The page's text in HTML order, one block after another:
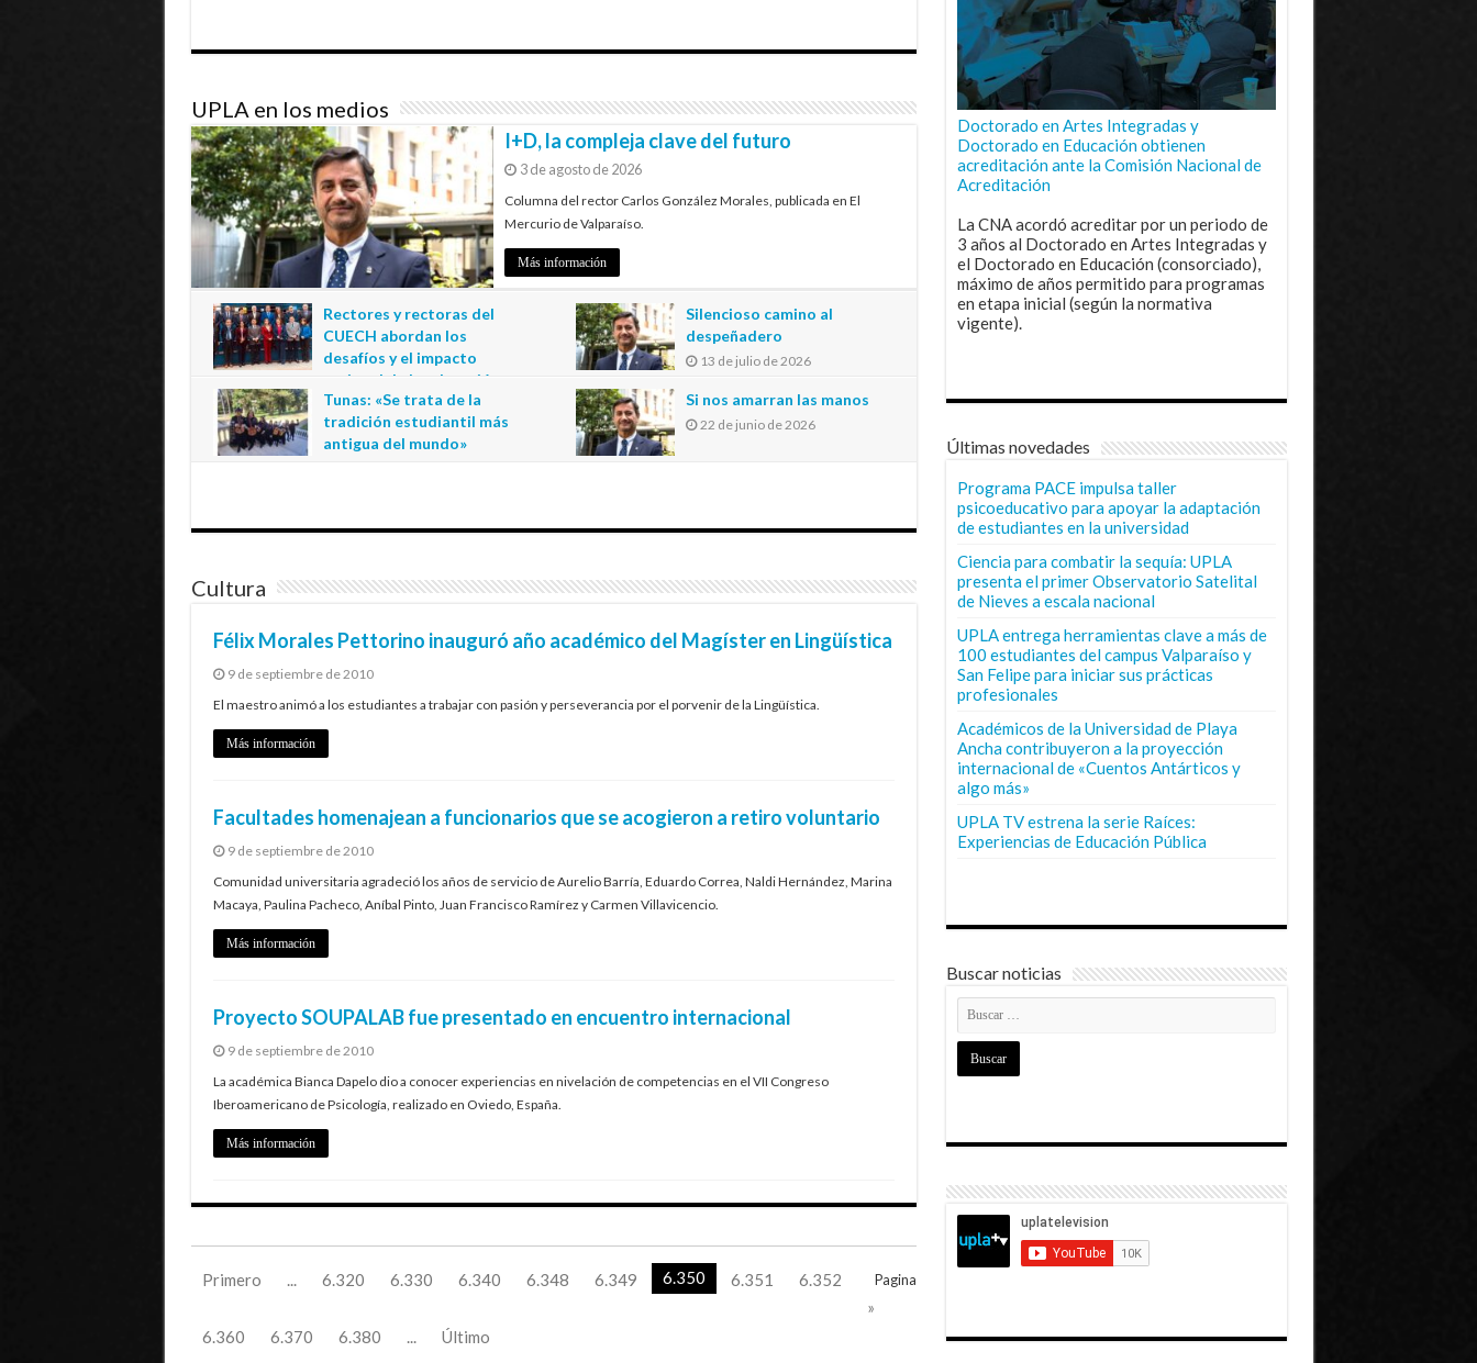
UPLA en los medios
I+D, la compleja clave del futuro
3 de agosto de 2026
Columna del rector Carlos González Morales, publicada en El
Mercurio de Valparaíso.
Más información
Rectores y rectoras del
CUECH abordan los
desafíos y el impacto
regional de la educación
estatal en Tarapacá
20 de julio de 2026
Silencioso camino al
despeñadero
13 de julio de 2026
Tunas: «Se trata de la
tradición estudiantil más
antigua del mundo»
Si nos amarran las manos
22 de junio de 2026
Cultura
Félix Morales Pettorino inauguró año académico del Magíster en Lingüística
9 de septiembre de 2010
El maestro animó a los estudiantes a trabajar con pasión y perseverancia por el porvenir de la Lingüística.
Más información
Facultades homenajean a funcionarios que se acogieron a retiro voluntario
9 de septiembre de 2010
Comunidad universitaria agradeció los años de servicio de Aurelio Barría, Eduardo Correa, Naldi Hernández, Marina
Macaya, Paulina Pacheco, Aníbal Pinto, Juan Francisco Ramírez y Carmen Villavicencio.
Más información
Proyecto SOUPALAB fue presentado en encuentro internacional
9 de septiembre de 2010
La académica Bianca Dapelo dio a conocer experiencias en nivelación de competencias en el VII Congreso
Iberoamericano de Psicología, realizado en Oviedo, España.
Más información
Pagina
Primero 6.320 6.330 6.340 6.348 6.349 6.350 6.351
6.352
»
6.360
6.370 6.380 Último
Doctorado en Artes Integradas y
Doctorado en Educación obtienen
acreditación ante la Comisión Nacional de
Acreditación
La CNA acordó acreditar por un periodo de
3 años al Doctorado en Artes Integradas y
el Doctorado en Educación (consorciado),
máximo de años permitido para programas
en etapa inicial (según la normativa
vigente).
Últimas novedades
Programa PACE impulsa taller
psicoeducativo para apoyar la adaptación
de estudiantes en la universidad
Ciencia para combatir la sequía: UPLA
presenta el primer Observatorio Satelital
de Nieves a escala nacional
UPLA entrega herramientas clave a más de
100 estudiantes del campus Valparaíso y
San Felipe para iniciar sus prácticas
profesionales
Académicos de la Universidad de Playa
Ancha contribuyeron a la proyección
internacional de «Cuentos Antárticos y
algo más»
UPLA TV estrena la serie Raíces:
Experiencias de Educación Pública
Buscar noticias